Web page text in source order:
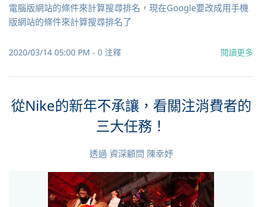
電腦版網站的條件來計算搜尋排名，現在Google要改成用手機
版網站的條件來計算搜尋排名了
2020/03/14 05:00 PM - 0 注釋 閱讀更多
從Nike的新年不承讓，看關注消費者的
三大任務！
透過 資深顧問 陳幸妤